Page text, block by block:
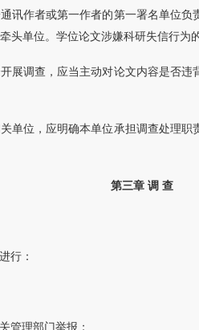
讯作者或第一作者的第一署名单位
头单位。学位论文涉嫌科研失信行为
展调查，应当主动对论文内容是否违
单位，应明确本单位承担调查处理
第三章 调 查
行：
管理部门举报；